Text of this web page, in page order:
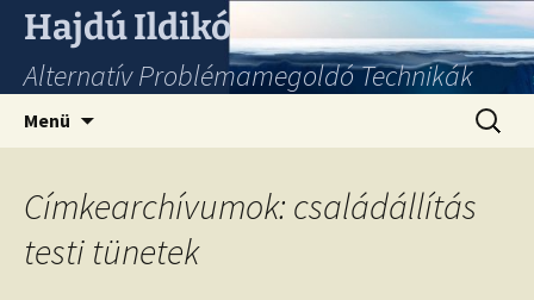
Hajdú Ildikó
Alternatív Problémamegoldó Technikák
Menü
Címkearchívumok: családállítás
testi tünetek